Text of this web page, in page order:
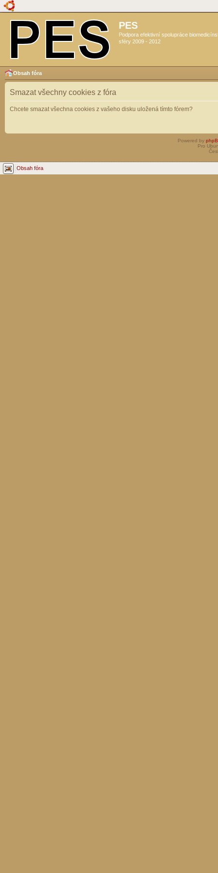
PES
Podpora efektivní spolupráce
sféry 2009 - 2012
Obsah fóra
Smazat všechny cookies z fóra
Chcete smazat všechna cookies z vašeho disku uložená tímto fórem?
Powered by
Pro
Obsah fóra